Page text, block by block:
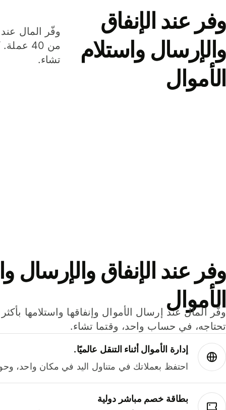
وفر عند الإنفاق
والإرسال واستلام
الأموال
وفّر المال عند
من 40
تشاء.
وفر عند الإنفاق والإرسال
الأموال
تحتاجه، في حساب واحد، وقتما تشاء.
إدارة الأموال أثناء التنقل عالميًا.
احتفظ بعملاتك في متناول اليد في مكان واحد،
بطاقة خصم مباشر دولية